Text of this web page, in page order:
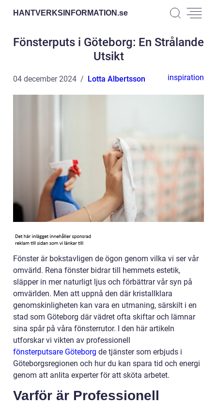
HANTVERKSINFORMATION.se
Fönsterputs i Göteborg: En Strålande
Utsikt
04 december 2024 Lotta Albertsson inspiration
Fönster är bokstavligen de ögon genom vilka vi ser vår
omvärld. Rena fönster bidrar till hemmets estetik,
släpper in mer naturligt ljus och förbättrar vår syn på
omvärlden. Men att uppnå den där kristallklara
genomskinligheten kan vara en utmaning, särskilt i en
stad som Göteborg där vädret ofta skiftar och lämnar
sina spår på våra fönsterrutor. I den här artikeln
utforskar vi vikten av professionell
fönsterputsare Göteborg de tjänster som erbjuds i
Göteborgsregionen och hur du kan spara tid och energi
genom att anlita experter för att sköta arbetet.
Varför är Professionell